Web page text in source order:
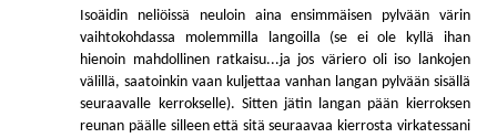
Isoäidin neliöissä neuloin aina ensimmäisen pylvään värin
vaihtokohdassa molemmilla langoilla (se ei ole kyllä ihan
hienoin mahdollinen ratkaisu...ja jos väriero oli iso lankojen
välillä, saatoinkin vaan kuljettaa vanhan langan pylvään sisällä
seuraavalle kerrokselle). Sitten jätin langan pään kierroksen
reunan päälle silleen että sitä seuraavaa kierrosta virkatessani